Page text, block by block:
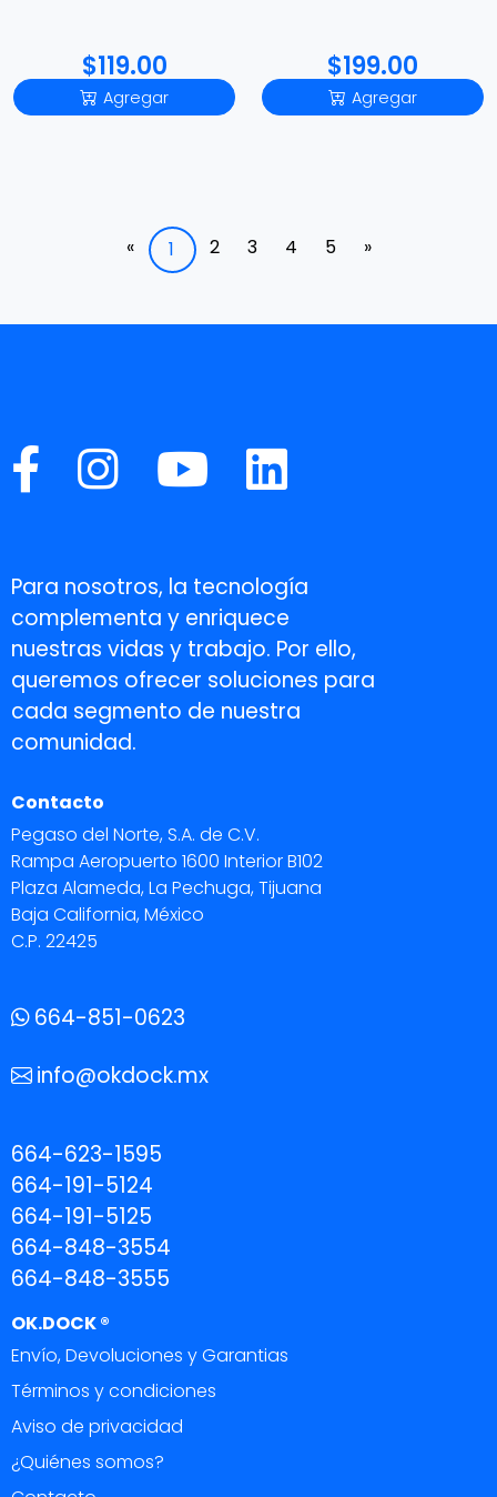
$119.00
Agregar
$199.00
Agregar
« 1 2 3 4 5 »
Para nosotros, la tecnología
complementa y enriquece
nuestras vidas y trabajo. Por ello,
queremos ofrecer soluciones para
cada segmento de nuestra
comunidad.
Contacto
Pegaso del Norte, S.A. de C.V.
Rampa Aeropuerto 1600 Interior B102
Plaza Alameda, La Pechuga, Tijuana
Baja California, México
C.P. 22425
664-851-0623
info@okdock.mx
664-623-1595
664-191-5124
664-191-5125
664-848-3554
664-848-3555
OK.DOCK ®
Envío, Devoluciones y Garantias
Términos y condiciones
Aviso de privacidad
¿Quiénes somos?